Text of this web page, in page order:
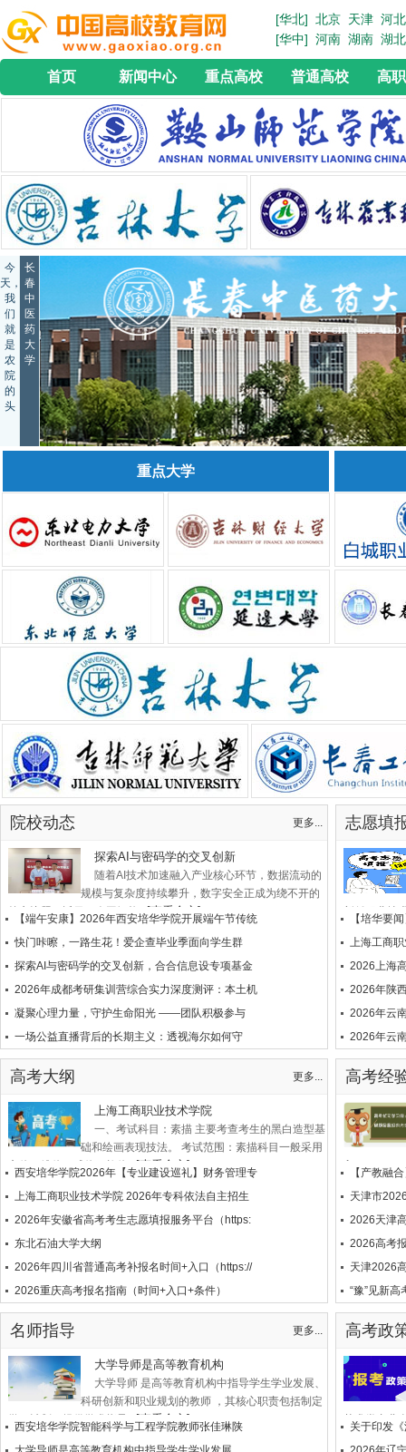
[华北] 北京 天津 河北
[华中] 河南 湖南 湖北
首页 新闻中心 重点高校 普通高校 高
今
天，
我
们
就
是
农
院
的
头
长
春
中
医
药
大
学
重点大学
院校动态 更多...
探索AI与密码学的交叉创新
随着AI技术加速融入产业核心环节，数据流动的
规模与复杂度持续攀升，数字安全正成为绕不开的
核心议题。近日，人工智能...[查看全文]
【端午安康】2026年西安培华学院开展端午节传统
快门咔嚓，一路生花！爱企查毕业季面向学生群
探索AI与密码学的交叉创新，合合信息设专项基金
2026年成都考研集训营综合实力深度测评：本土机
凝聚心理力量，守护生命阳光 ——团队积极参与
一场公益直播背后的长期主义：透视海尔如何守
志愿填
新侨职业技
【培华要
上海工商
2026上海
2026年陕
2026年云
2026年云
高考大纲 更多...
上海工商职业技术学院
一、考试科目：素描 主要考查考生的黑白造型基
础和绘画表现技法。 考试范围：素描科目一般采用
方体、锥体、球体、柱体... [查看全文]
西安培华学院2026年【专业建设巡礼】财务管理专
上海工商职业技术学院 2026年专科依法自主招生
2026年安徽省高考考生志愿填报服务平台（https:
东北石油大学大纲
2026年四川省普通高考补报名时间+入口（https://
2026重庆高考报名指南（时间+入口+条件）
高考经
入口：（
【产教融
天津市
2026天津
2026高考
天津2026
“豫”见新
名师指导 更多...
大学导师是高等教育机构
大学导师 是高等教育机构中指导学生学业发展、
科研创新和职业规划的教师 ，其核心职责包括制定
学习计划、提供学术指导...[查看全文]
西安培华学院智能科学与工程学院教师张佳琳陕
高考政
艺术类专业
关于印发